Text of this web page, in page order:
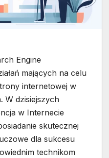
Engine
mających na celu
internetowej w
W dzisiejszych
w Internecie
skutecznej
dla sukcesu
technikom